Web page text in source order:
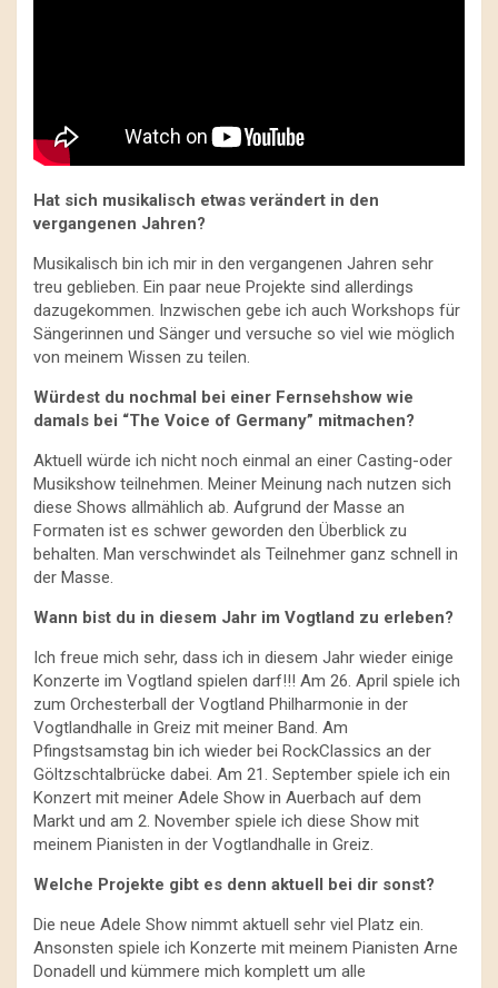
Hat sich musikalisch etwas verändert in den
vergangenen Jahren?
Musikalisch bin ich mir in den vergangenen Jahren sehr
treu geblieben. Ein paar neue Projekte sind allerdings
dazugekommen. Inzwischen gebe ich auch Workshops für
Sängerinnen und Sänger und versuche so viel wie möglich
von meinem Wissen zu teilen.
Würdest du nochmal bei einer Fernsehshow wie
damals bei “The Voice of Germany” mitmachen?
Aktuell würde ich nicht noch einmal an einer Casting-oder
Musikshow teilnehmen. Meiner Meinung nach nutzen sich
diese Shows allmählich ab. Aufgrund der Masse an
Formaten ist es schwer geworden den Überblick zu
behalten. Man verschwindet als Teilnehmer ganz schnell in
der Masse.
Wann bist du in diesem Jahr im Vogtland zu erleben?
Ich freue mich sehr, dass ich in diesem Jahr wieder einige
Konzerte im Vogtland spielen darf!!! Am 26. April spiele ich
zum Orchesterball der Vogtland Philharmonie in der
Vogtlandhalle in Greiz mit meiner Band. Am
Pfingstsamstag bin ich wieder bei RockClassics an der
Göltzschtalbrücke dabei. Am 21. September spiele ich ein
Konzert mit meiner Adele Show in Auerbach auf dem
Markt und am 2. November spiele ich diese Show mit
meinem Pianisten in der Vogtlandhalle in Greiz.
Welche Projekte gibt es denn aktuell bei dir sonst?
Die neue Adele Show nimmt aktuell sehr viel Platz ein.
Ansonsten spiele ich Konzerte mit meinem Pianisten Arne
Donadell und kümmere mich komplett um alle